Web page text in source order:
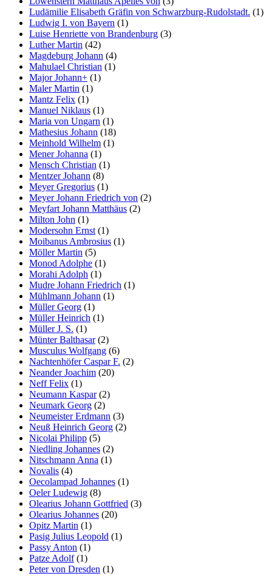
Ludämilie Elisabeth Gräfin von Schwarzburg-Rudolstadt. (1)
Ludwig I. von Bayern (1)
Luise Henriette von Brandenburg (3)
Luther Martin (42)
Magdeburg Johann (4)
Mahulael Christian (1)
Major Johann+ (1)
Maler Martin (1)
Mantz Felix (1)
Manuel Niklaus (1)
Maria von Ungarn (1)
Mathesius Johann (18)
Meinhold Wilhelm (1)
Mener Johanna (1)
Mensch Christian (1)
Mentzer Johann (8)
Meyer Gregorius (1)
Meyer Johann Friedrich von (2)
Meyfart Johann Matthäus (2)
Milton John (1)
Modersohn Ernst(1)
Moibanus Ambrosius (1)
Möller Martin (5)
Monod Adolphe (1)
Morahi Adolph (1)
Mudre Johann Friedrich (1)
Mühlmann Johann (1)
Müller Georg (1)
Müller Heinrich (1)
Müller J. S. (1)
Münter Balthasar(2)
Musculus Wolfgang (6)
Nachtenhöfer Caspar F. (2)
Neander Joachim (20)
Neff Felix (1)
Neumann Kaspar(2)
Neumark Georg (2)
Neumeister Erdmann (3)
Neuß Heinrich Georg (2)
Nicolai Philipp (5)
Niedling Johannes (2)
Nitschmann Anna (1)
Novalis (4)
Oecolampad Johannes (1)
Oeler Ludewig (8)
Olearius Johann Gottfried (3)
Olearius Johannes (20)
Opitz Martin (1)
Pasig Julius Leopold (1)
Passy Anton (1)
Patze Adolf(1)
Peter von Dresden (1)